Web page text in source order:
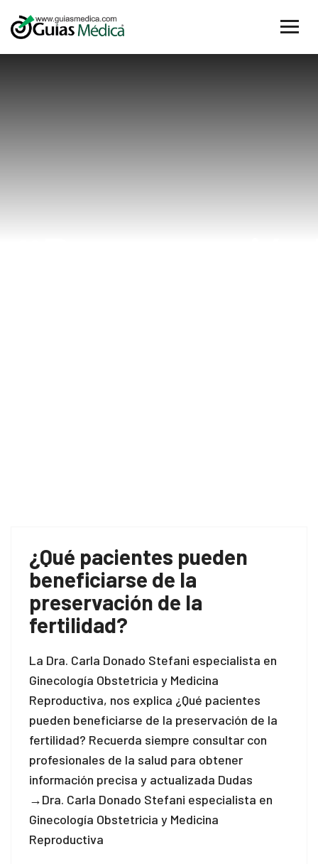
¿Qué pacientes pueden
beneficiarse de la
preservación de la
fertilidad?
La Dra. Carla Donado Stefani especialista en
Ginecología Obstetricia y Medicina
Reproductiva, nos explica ¿Qué pacientes
pueden beneficiarse de la preservación de la
fertilidad? Recuerda siempre consultar con
profesionales de la salud para obtener
información precisa y actualizada Dudas
→Dra. Carla Donado Stefani especialista en
Ginecología Obstetricia y Medicina
Reproductiva